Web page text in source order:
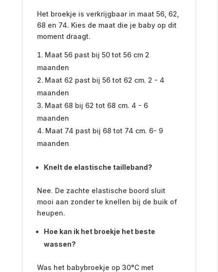
Het broekje is verkrijgbaar in maat 56, 62,
68 en 74. Kies de maat die je baby op dit
moment draagt.
Maat 56 past bij 50 tot 56 cm 2
maanden
Maat 62 past bij 56 tot 62 cm. 2 - 4
maanden
Maat 68 bij 62 tot 68 cm. 4 - 6
maanden
Maat 74 past bij 68 tot 74 cm. 6- 9
maanden
Knelt de elastische tailleband?
Nee. De zachte elastische boord sluit
mooi aan zonder te knellen bij de buik of
heupen.
Hoe kan ik het broekje het beste
wassen?
Was het babybroekje op 30°C met